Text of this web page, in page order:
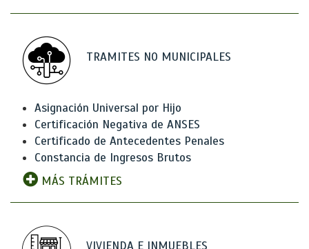
TRAMITES NO MUNICIPALES
Asignación Universal por Hijo
Certificación Negativa de ANSES
Certificado de Antecedentes Penales
Constancia de Ingresos Brutos
MÁS TRÁMITES
VIVIENDA E INMUEBLES